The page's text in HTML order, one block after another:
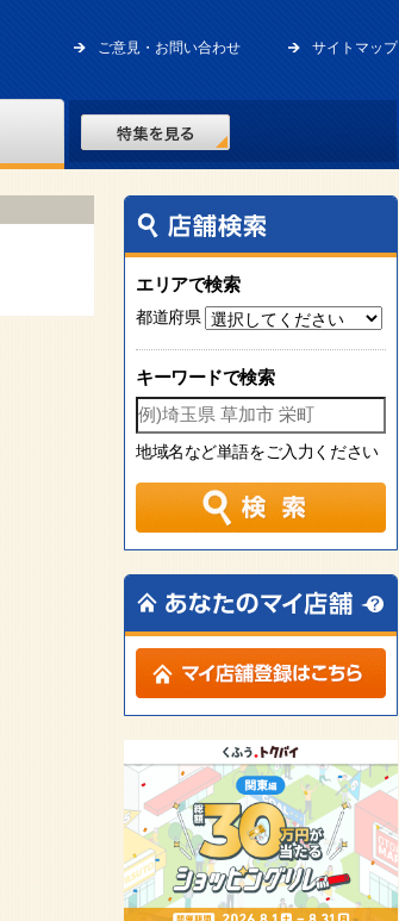
ご意見・お問い合わせ サイトマップ
エリアで検索
都道府県
キーワードで検索
地域名など単語をご入力ください